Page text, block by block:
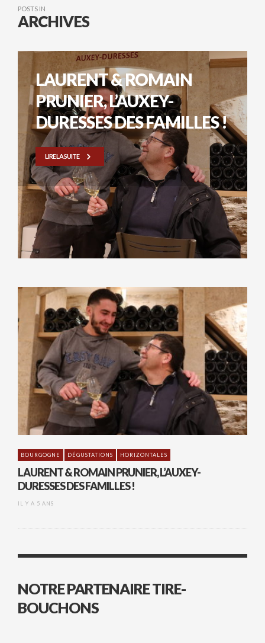
POSTS IN
ARCHIVES
LAURENT & ROMAIN
PRUNIER, L’AUXEY-
DURESSES DES FAMILLES !
LIRE LA SUITE
BOURGOGNE DÉGUSTATIONS HORIZONTALES
LAURENT & ROMAIN PRUNIER, L’AUXEY-
DURESSES DES FAMILLES !
IL Y A 5 ANS
NOTRE PARTENAIRE TIRE-
BOUCHONS